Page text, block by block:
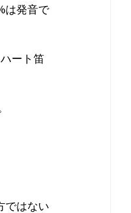
は発音で
ート笛
ではない